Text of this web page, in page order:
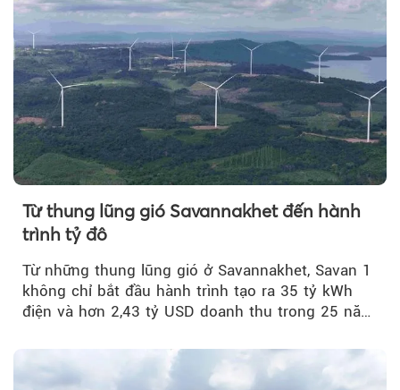
Từ thung lũng gió Savannakhet đến hành
trình tỷ đô
Từ những thung lũng gió ở Savannakhet, Savan 1
không chỉ bắt đầu hành trình tạo ra 35 tỷ kWh
điện và hơn 2,43 tỷ USD doanh thu trong 25 năm